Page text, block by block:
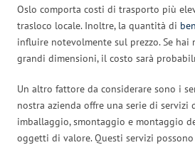
Oslo comporta costi di trasporto più
trasloco locale. Inoltre, la quantità di
influire notevolmente sul prezzo. Se
grandi dimensioni, il costo sarà
Un altro fattore da considerare sono i
nostra azienda offre una serie di servizi
imballaggio, smontaggio e montaggio
oggetti di valore. Questi servizi